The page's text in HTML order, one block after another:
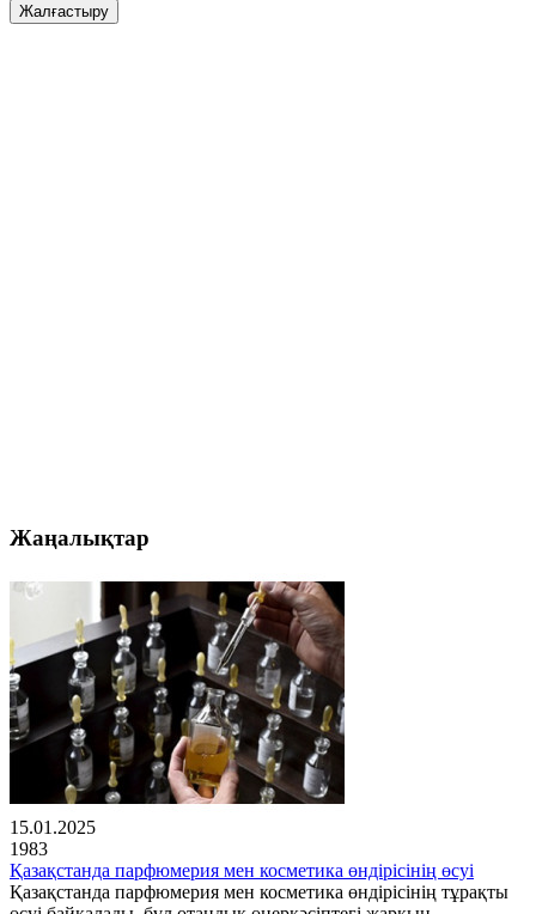
Жалғастыру
Жаңалықтар
15.01.2025
1983
Қазақстанда парфюмерия мен косметика өндірісінің өсуі
Қазақстанда парфюмерия мен косметика өндірісінің тұрақты